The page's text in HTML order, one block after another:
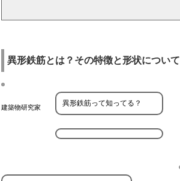
異形鉄筋とは？その特徴と形状について
建築物研究家 異形鉄筋って知ってる？